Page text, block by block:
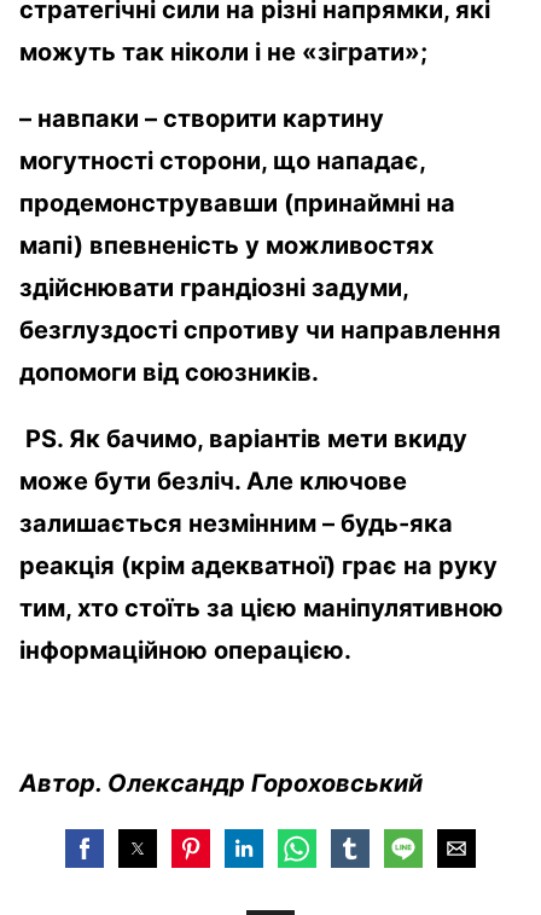
стратегічні сили на різні напрямки, які
можуть так ніколи і не «зіграти»;
– навпаки – створити картину
могутності сторони, що нападає,
продемонструвавши (принаймні на
мапі) впевненість у можливостях
здійснювати грандіозні задуми,
безглуздості спротиву чи направлення
допомоги від союзників.
PS. Як бачимо, варіантів мети вкиду
може бути безліч. Але ключове
залишається незмінним – будь-яка
реакція (крім адекватної) грає на руку
тим, хто стоїть за цією маніпулятивною
інформаційною операцією.
Автор. Олександр Гороховський